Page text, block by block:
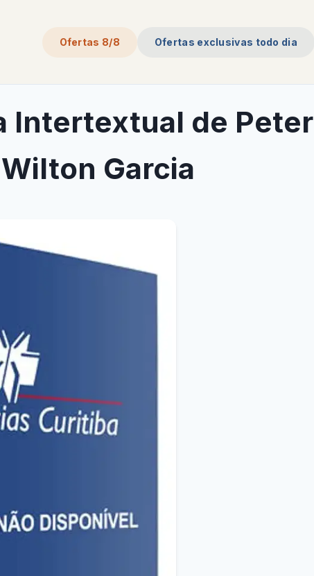
Ofertas 8/8 Ofertas exclusivas todo dia
Intertextual de Peter
Garcia